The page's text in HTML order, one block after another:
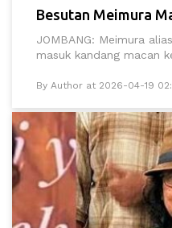
Besutan Meimura
JOMBANG: Meimura
masuk kandang macan
By Author at 2026-04-19